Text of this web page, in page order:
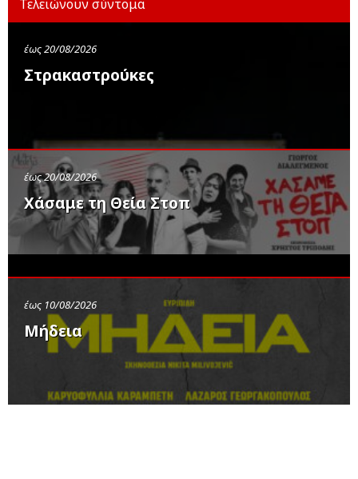
Τελειώνουν σύντομα
έως 20/08/2026
Στρακαστρούκες
έως 20/08/2026
Χάσαμε τη Θεία Στοπ
έως 10/08/2026
Μήδεια